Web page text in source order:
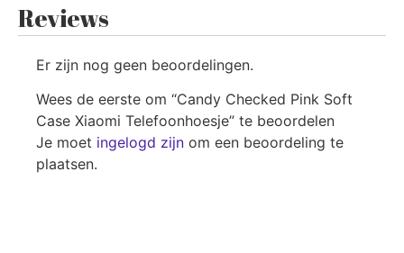
Reviews
Er zijn nog geen beoordelingen.
Wees de eerste om “Candy Checked Pink Soft
Case Xiaomi Telefoonhoesje” te beoordelen
Je moet ingelogd zijn om een beoordeling te
plaatsen.